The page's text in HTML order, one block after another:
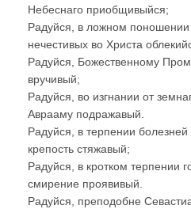
Небеснаго приобщивыйся;
Радуйся, в ложном поношении
нечестивых во Христа
Радуйся, Божественному
вручивый;
Радуйся, во изгнании от
Аврааму подражавый.
Радуйся, в терпении
крепость стяжавый;
Радуйся, в кротком терпении
смирение проявивый.
Радуйся, преподобне